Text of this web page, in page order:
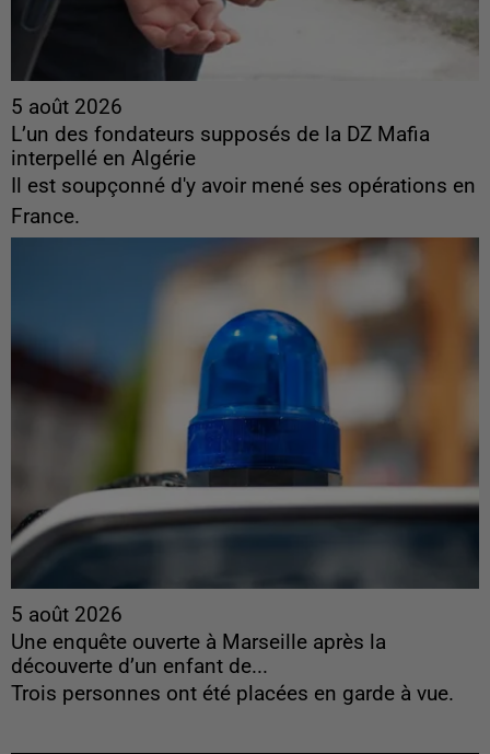
5 août 2026
L’un des fondateurs supposés de la DZ Mafia
interpellé en Algérie
Il est soupçonné d'y avoir mené ses opérations en
France.
5 août 2026
Une enquête ouverte à Marseille après la
découverte d’un enfant de...
Trois personnes ont été placées en garde à vue.